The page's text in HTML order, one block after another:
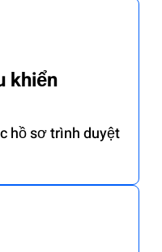
khiển
hồ sơ trình duyệt